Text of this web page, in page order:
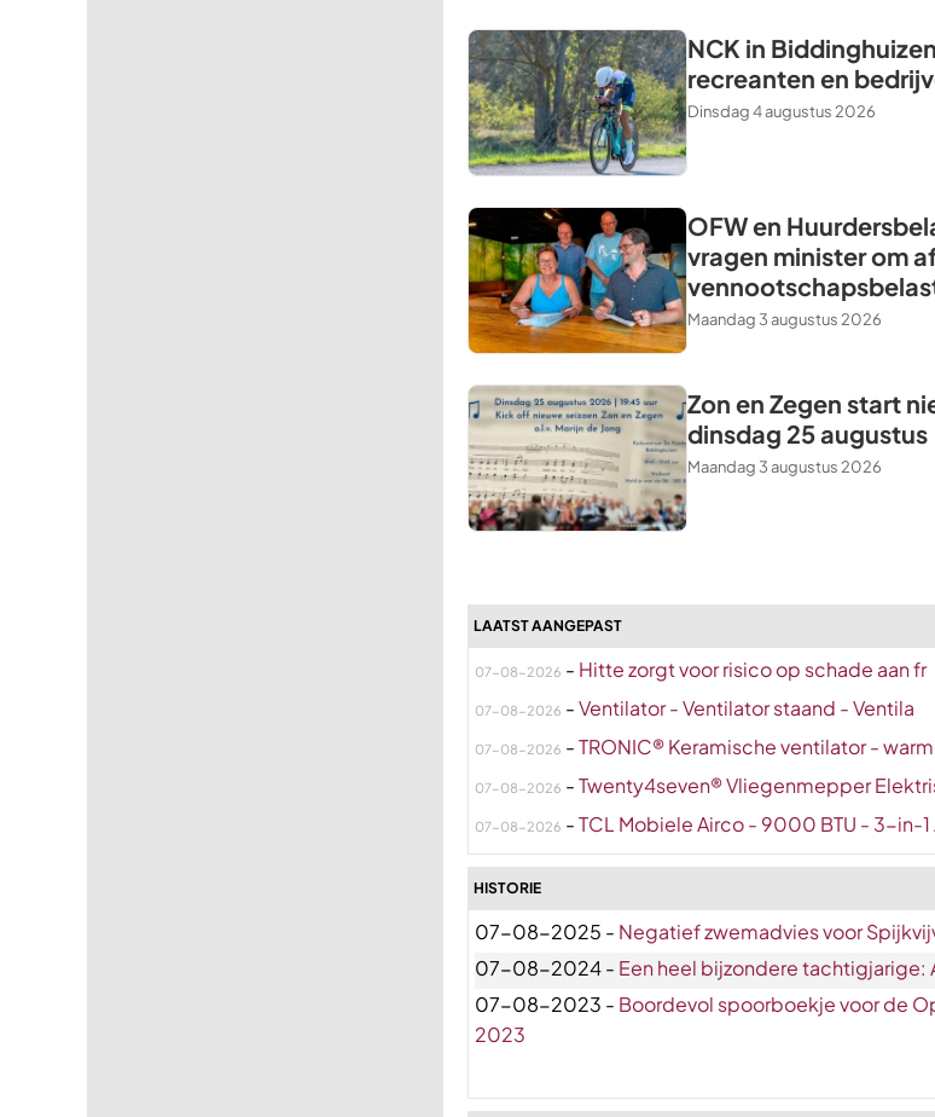
NCK in
recreanten en
Dinsdag 4 augustus 2026
OFW en
vragen minister om
Maandag 3 augustus 2026
Zon en Zegen start
dinsdag 25 augustus
Maandag 3 augustus 2026
LAATST AANGEPAST
07-08-2026 - Hitte zorgt voor risico op schade aan fr
07-08-2026 -Ventilator - Ventilator staand - Ventila
07-08-2026 -TRONIC® Keramische ventilator -
07-08-2026 -Twenty4seven® Vliegenmepper
07-08-2026 -TCL Mobiele Airco - 9000 BTU - 3-in-1
HISTORIE
07-08-2025 - Negatief zwemadvies voor
07-08-2024 - Een heel bijzondere tachtigjarige:
07-08-2023 - Boordevol spoorboekje voor de
2023